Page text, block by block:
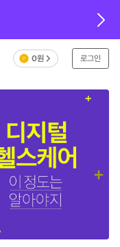
0원 로그인